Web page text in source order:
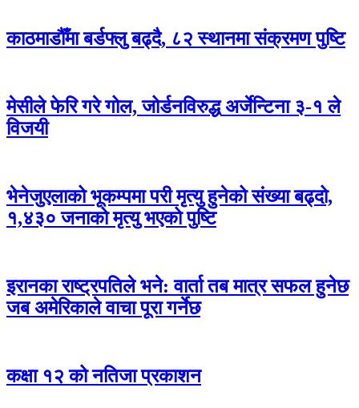
काठमाडौँमा बर्डफ्लु बढ्दै, ८२ स्थानमा संक्रमण पुष्टि
मेसीले फेरि गरे गोल, जोर्डनविरुद्ध अर्जेन्टिना ३-१ ले
विजयी
भेनेजुएलाको भूकम्पमा परी मृत्यु हुनेको संख्या बढ्दो,
१,४३० जनाको मृत्यु भएको पुष्टि
इरानका राष्ट्रपतिले भने: वार्ता तब मात्र सफल हुनेछ
जब अमेरिकाले वाचा पूरा गर्नेछ
कक्षा १२ को नतिजा प्रकाशन